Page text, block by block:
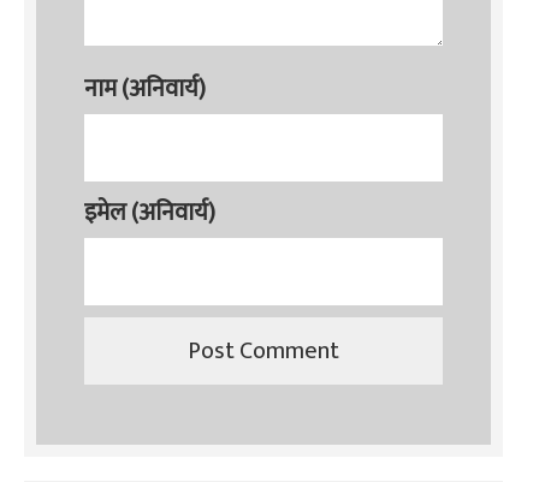
नाम (अनिवार्य)
इमेल (अनिवार्य)